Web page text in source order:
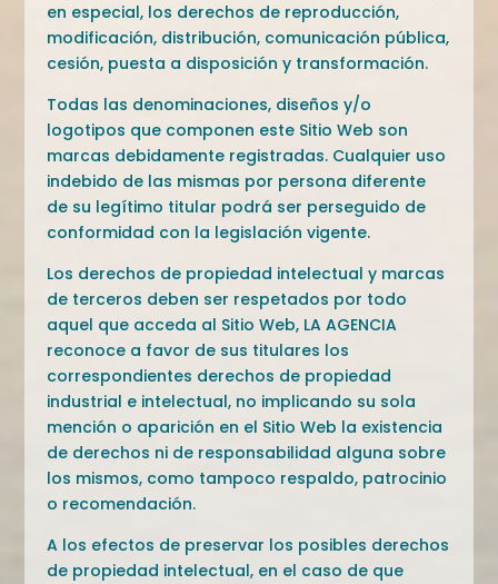
en especial, los derechos de reproducción,
modificación, distribución, comunicación pública,
cesión, puesta a disposición y transformación.
Todas las denominaciones, diseños y/o
logotipos que componen este Sitio Web son
marcas debidamente registradas. Cualquier uso
indebido de las mismas por persona diferente
de su legítimo titular podrá ser perseguido de
conformidad con la legislación vigente.
Los derechos de propiedad intelectual y marcas
de terceros deben ser respetados por todo
aquel que acceda al Sitio Web, LA AGENCIA
reconoce a favor de sus titulares los
correspondientes derechos de propiedad
industrial e intelectual, no implicando su sola
mención o aparición en el Sitio Web la existencia
de derechos ni de responsabilidad alguna sobre
los mismos, como tampoco respaldo, patrocinio
o recomendación.
A los efectos de preservar los posibles derechos
de propiedad intelectual, en el caso de que